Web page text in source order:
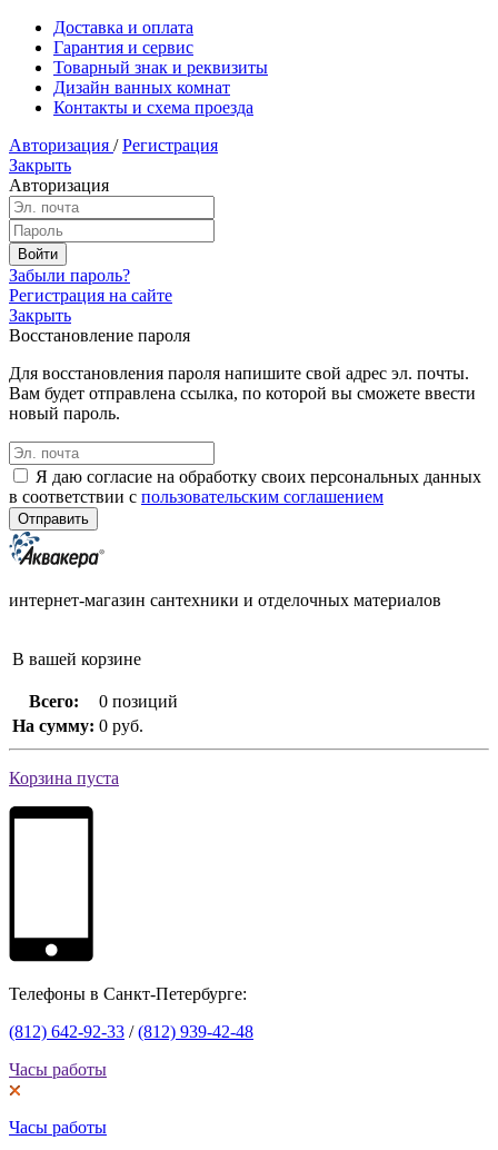
Доставка и оплата
Гарантия и сервис
Товарный знак и реквизиты
Дизайн ванных комнат
Контакты и схема проезда
Авторизация / Регистрация
Закрыть
Авторизация
Забыли пароль?
Регистрация на сайте
Закрыть
Восстановление пароля
Для восстановления пароля напишите свой адрес эл. почты.
Вам будет отправлена ссылка, по которой вы сможете ввести
новый пароль.
Я даю согласие на обработку своих персональных данных
в соответствии с пользовательским соглашением
интернет-магазин сантехники и отделочных материалов
В вашей корзине
Всего:
0 позиций
На сумму: 0 руб.
Корзина пуста
Телефоны в Санкт-Петербурге:
(812) 642-92-33 /(812) 939-42-48
Часы работы
Часы работы